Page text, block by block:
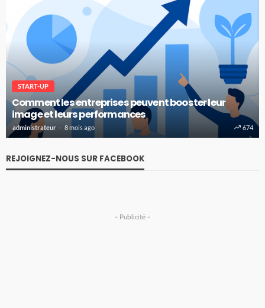
START-UP
Comment les entreprises peuvent booster leur
image et leurs performances
administrateur 8 mois ago 674
REJOIGNEZ-NOUS SUR FACEBOOK
- Publicité -